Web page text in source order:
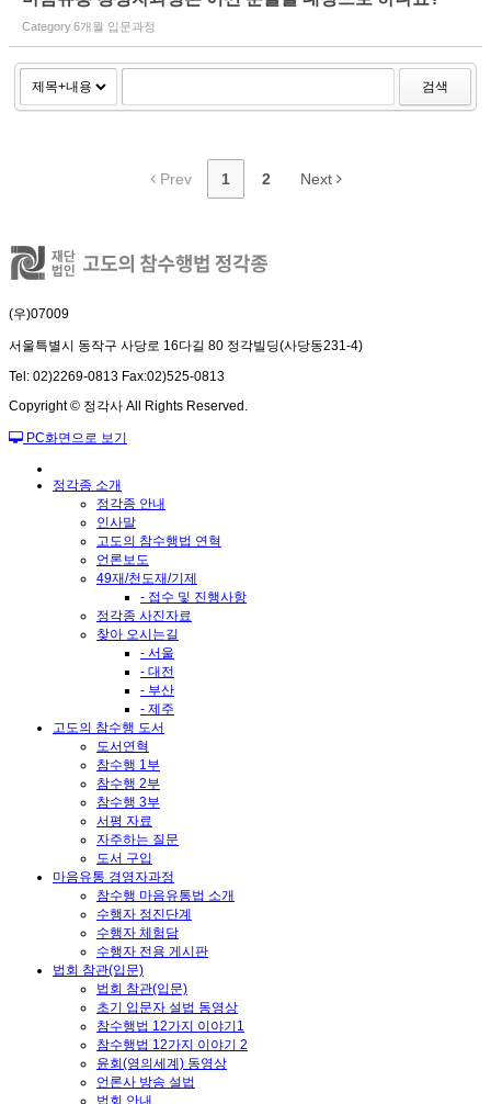
Category6개월 입문과정
검색
Prev 1 2 Next
(우)07009
서울특별시 동작구 사당로 16다길 80 정각빌딩(사당동231-4)
Tel: 02)2269-0813 Fax:02)525-0813
Copyright © 정각사 All Rights Reserved.
PC화면으로 보기
정각종 소개
정각종 안내
인사말
고도의 참수행법 연혁
언론보도
49재/천도재/기제
- 접수 및 진행사항
정각종 사진자료
찾아 오시는길
- 서울
- 대전
- 부산
- 제주
고도의 참수행 도서
도서연혁
참수행 1부
참수행 2부
참수행 3부
서평 자료
자주하는 질문
도서 구입
마음유통 경영자과정
참수행 마음유통법 소개
수행자 정진단계
수행자 체험담
수행자 전용 게시판
법회 참관(입문)
법회 참관(입문)
초기 입문자 설법 동영상
참수행법 12가지 이야기1
참수행법 12가지 이야기 2
윤회(영의세계) 동영상
언론사 방송 설법
법회 안내